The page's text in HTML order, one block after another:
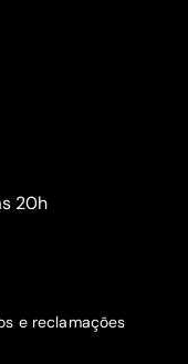
20h
e reclamações